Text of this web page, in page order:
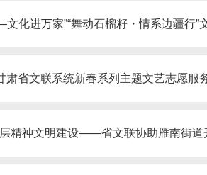
化进万家”“舞动石榴籽・情系边疆行”
省文联系统新春系列主题文艺志愿服
精神文明建设——省文联协助雁南街道